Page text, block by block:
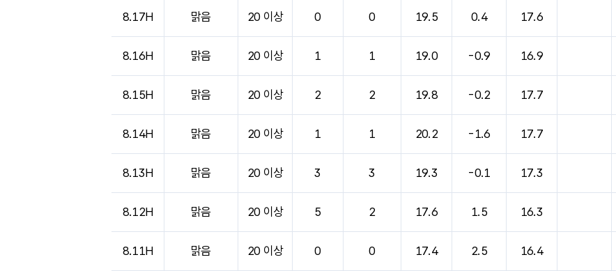
8.17H 맑음 20 이상 0 0 19.5 0.4 17.6
8.16H 맑음 20 이상 1 1 19.0 -0.9 16.9
8.15H 맑음 20 이상 2 2 19.8 -0.2 17.7
8.14H 맑음 20 이상 1 1 20.2 -1.6 17.7
8.13H 맑음 20 이상 3 3 19.3 -0.1 17.3
8.12H 맑음 20 이상 5 2 17.6 1.5 16.3
8.11H 맑음 20 이상 0 0 17.4 2.5 16.4